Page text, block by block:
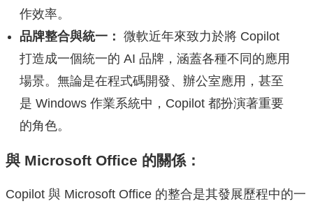
作效率。
品牌整合與統一： 微軟近年來致力於將 Copilot
打造成一個統一的 AI 品牌，涵蓋各種不同的應用
場景。無論是在程式碼開發、辦公室應用，甚至
是 Windows 作業系統中，Copilot 都扮演著重要
的角色。
與 Microsoft Office 的關係：
Copilot 與 Microsoft Office 的整合是其發展歷程中的一